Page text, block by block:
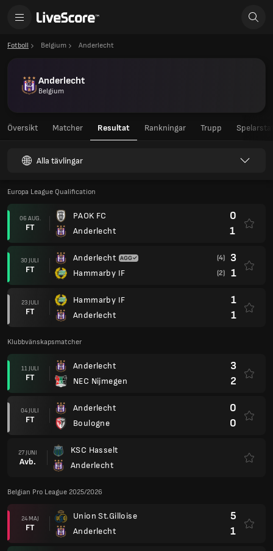
Fotboll Belgium Anderlecht
Anderlecht
Belgium
Översikt Matcher Resultat Rankningar Trupp
Alla tävlingar
Europa League Qualification
06 AUG.
FT
PAOK FC
Anderlecht
0
1
30 JULI
FT
Anderlecht
Hammarby IF
(4) 3
(2) 1
23 JULI
FT
Hammarby IF
Anderlecht
1
1
Klubbvänskapsmatcher
11 JULI
FT
Anderlecht
NEC Nijmegen
3
2
04 JULI
FT
Anderlecht
Boulogne
0
0
27 JUNI
Avb.
KSC Hasselt
Anderlecht
Belgian Pro League 2025/2026
24 MAJ
FT
Union St.Gilloise
Anderlecht
5
1